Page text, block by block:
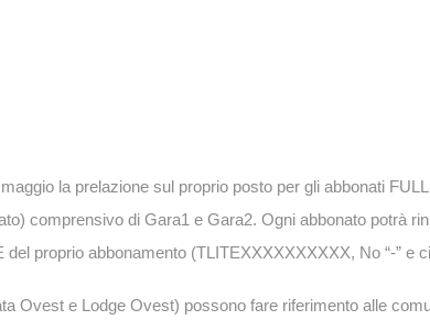
la prelazione sul proprio posto per gli abbonati FULL
comprensivo di Gara1 e Gara2. Ogni abbonato potrà
del proprio abbonamento (TLITEXXXXXXXXXX, No “-” e
Ovest e Lodge Ovest) possono fare riferimento alle